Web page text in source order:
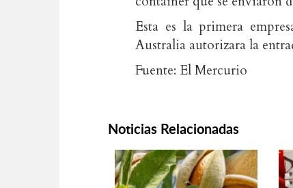
Esta es la primera
Australia autorizara la
Fuente: El Mercurio
Noticias Relacionadas